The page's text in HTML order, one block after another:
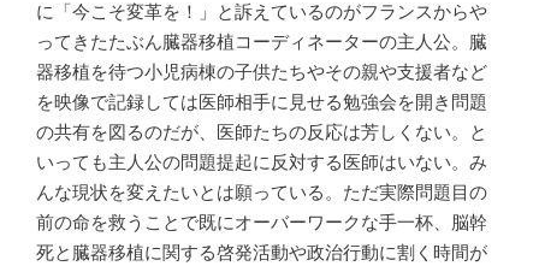
に「今こそ変革を！」と訴えているのがフランスからや
ってきたたぶん臓器移植コーディネーターの主人公。臓
器移植を待つ小児病棟の子供たちやその親や支援者など
を映像で記録しては医師相手に見せる勉強会を開き問題
の共有を図るのだが、医師たちの反応は芳しくない。と
いっても主人公の問題提起に反対する医師はいない。み
んな現状を変えたいとは願っている。ただ実際問題目の
前の命を救うことで既にオーバーワークな手一杯、脳幹
死と臓器移植に関する啓発活動や政治行動に割く時間が